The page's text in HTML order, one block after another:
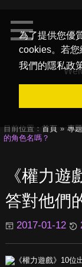
為了提供您優
cookies。若
我們的隱私政
目前位置： 首頁 專
的角色名嗎？
《權力
答對他們
2017-01-12